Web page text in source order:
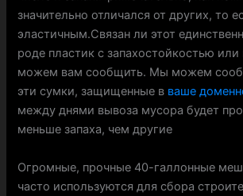
значительно отличался от других, то
эластичным.Связан ли этот
роде пластик с запахостойкостью
можем вам сообщить. Мы можем
эти сумки, защищенные в ваше
между днями вывоза мусора будет
меньше запаха, чем другие
Огромные, прочные 40-галлонные
часто используются для сбора